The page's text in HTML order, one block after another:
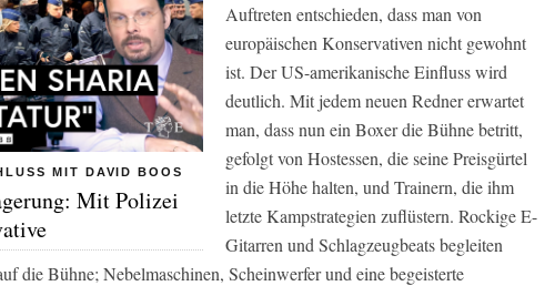
MIT DAVID BOOS
Mit Polizei
Auftreten entschieden, dass man von
europäischen Konservativen nicht gewohnt
ist. Der US-amerikanische Einfluss wird
deutlich. Mit jedem neuen Redner erwartet
man, dass nun ein Boxer die Bühne betritt,
gefolgt von Hostessen, die seine Preisgürtel
in die Höhe halten, und Trainern, die ihm
letzte Kampstrategien zuflüstern. Rockige E-
Gitarren und Schlagzeugbeats begleiten
die Bühne; Nebelmaschinen, Scheinwerfer und eine begeisterte